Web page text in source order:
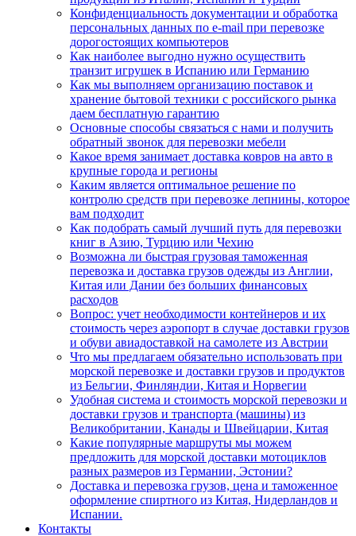
Конфиденциальность документации и обработка
персональных данных по e-mail при перевозке
дорогостоящих компьютеров
Как наиболее выгодно нужно осуществить
транзит игрушек в Испанию или Германию
Как мы выполняем организацию поставок и
хранение бытовой техники с российского рынка
даем бесплатную гарантию
Основные способы связаться с нами и получить
обратный звонок для перевозки мебели
Какое время занимает доставка ковров на авто в
крупные города и регионы
Каким является оптимальное решение по
контролю средств при перевозке лепнины, которое
вам подходит
Как подобрать самый лучший путь для перевозки
книг в Азию, Турцию или Чехию
Возможна ли быстрая грузовая таможенная
перевозка и доставка грузов одежды из Англии,
Китая или Дании без больших финансовых
расходов
Вопрос: учет необходимости контейнеров и их
стоимость через аэропорт в случае доставки грузов
и обуви авиадоставкой на самолете из Австрии
Что мы предлагаем обязательно использовать при
морской перевозке и доставки грузов и продуктов
из Бельгии, Финляндии, Китая и Норвегии
Удобная система и стоимость морской перевозки и
доставки грузов и транспорта (машины) из
Великобритании, Канады и Швейцарии, Китая
Какие популярные маршруты мы можем
предложить для морской доставки мотоциклов
разных размеров из Германии, Эстонии?
Доставка и перевозка грузов, цена и таможенное
оформление спиртного из Китая, Нидерландов и
Испании.
Контакты